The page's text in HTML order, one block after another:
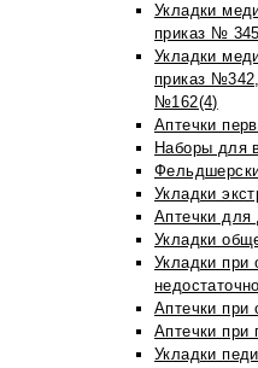
Укладки
приказ №
Укладки
приказ
№162(4)
Аптечки
Наборы для
Укладки
Аптечки для
Укладки
Укладки при
Аптечки при
Аптечки при
Укладки